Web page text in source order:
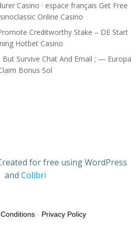
Casino · espace français Get Free
Online Casino
Creditworthy Stake – DE Start
Hotbet Casino
Survive Chat And Email ; — Europa
Bonus Sol
for free using WordPress
and Colibri
- Privacy Policy